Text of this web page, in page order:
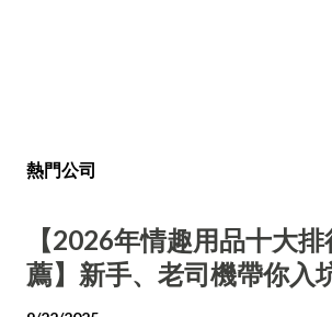
熱門公司
【2026年情趣用品十大
薦】新手、老司機帶你入